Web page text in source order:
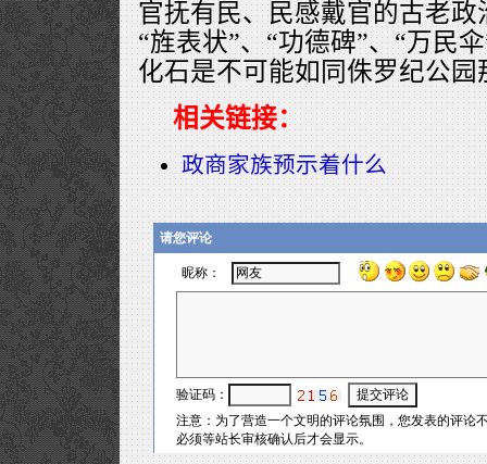
官抚有民、民感戴官的古老
“旌表状”、“功德碑”、“万民
化石是不可能如同侏罗纪公园
相关链接：
政商家族预示着什么